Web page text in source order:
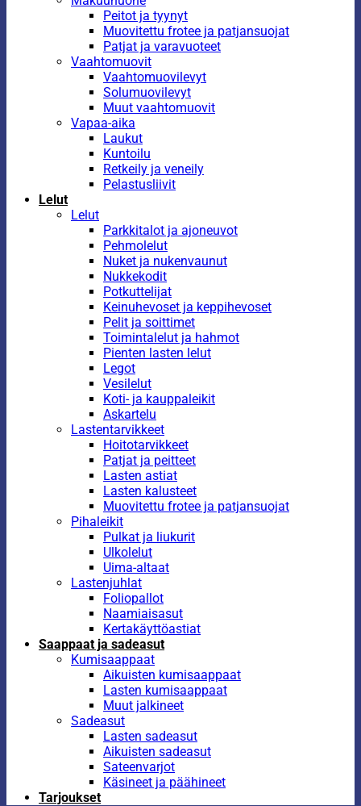
Peitot ja tyynyt
Muovitettu frotee ja patjansuojat
Patjat ja varavuoteet
Vaahtomuovit
Vaahtomuovilevyt
Solumuovilevyt
Muut vaahtomuovit
Vapaa-aika
Laukut
Kuntoilu
Retkeily ja veneily
Pelastusliivit
Lelut
Lelut
Parkkitalot ja ajoneuvot
Pehmolelut
Nuket ja nukenvaunut
Nukkekodit
Potkuttelijat
Keinuhevoset ja keppihevoset
Pelit ja soittimet
Toimintalelut ja hahmot
Pienten lasten lelut
Legot
Vesilelut
Koti- ja kauppaleikit
Askartelu
Lastentarvikkeet
Hoitotarvikkeet
Patjat ja peitteet
Lasten astiat
Lasten kalusteet
Muovitettu frotee ja patjansuojat
Pihaleikit
Pulkat ja liukurit
Ulkolelut
Uima-altaat
Lastenjuhlat
Foliopallot
Naamiaisasut
Kertakäyttöastiat
Saappaat ja sadeasut
Kumisaappaat
Aikuisten kumisaappaat
Lasten kumisaappaat
Muut jalkineet
Sadeasut
Lasten sadeasut
Aikuisten sadeasut
Sateenvarjot
Käsineet ja päähineet
Tarjoukset